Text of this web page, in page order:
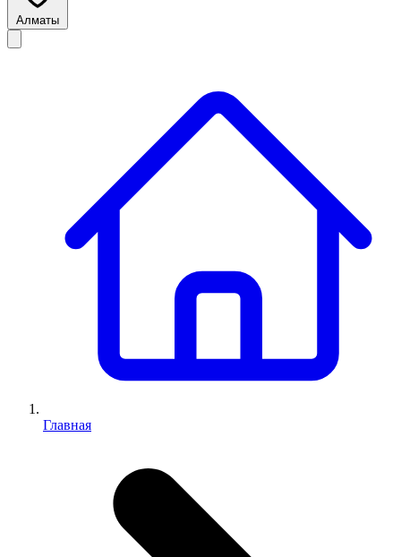
Алматы
Главная